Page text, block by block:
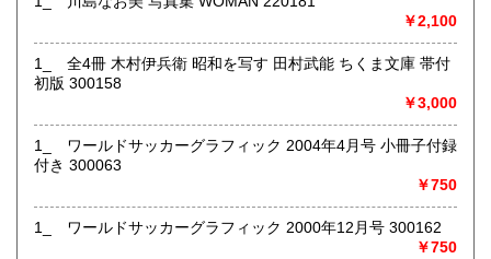
店舗にて受け取り可能ですが、遠方の倉庫にて保管してる商
品もあるため、必ず事前にメッセージまたはお電話にてご連
￥2,100
1_ 全4冊 木村伊兵衛 昭和を写す 田村武能 ちくま文庫 帯付
初版 300158
￥3,000
1_ ワールドサッカーグラフィック 2004年4月号 小冊子付録
付き 300063
￥750
1_ ワールドサッカーグラフィック 2000年12月号 300162
￥750